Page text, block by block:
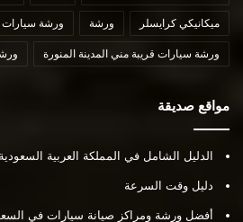
ميكانيكي كرايسلر ورشة ورشة سيارات
ورشة سيارات قريبة مني المدينة المنورة
مواقع صديقة
الدليل الشامل في المملكة العربية السعودية
دليل وقت السرعة
أفضل ورشة ومراكز صيانة سيارات في